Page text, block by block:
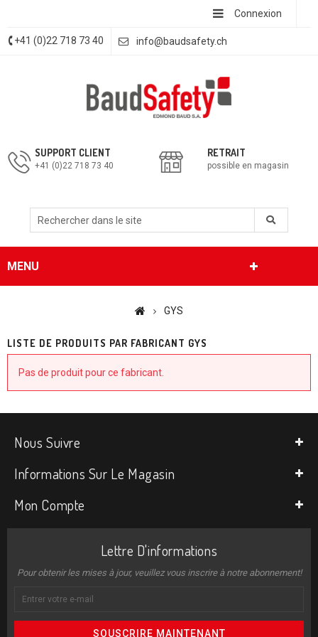
Connexion
+41 (0)22 718 73 40 info@baudsafety.ch
SUPPORT CLIENT
+41 (0)22 718 73 40
RETRAIT
possible en magasin
MENU
GYS
LISTE DE PRODUITS PAR FABRICANT GYS
Pas de produit pour ce fabricant.
Nous Suivre
Informations Sur Le Magasin
Mon Compte
Lettre D'informations
Pour obtenir les mises à jour, veuillez vous inscrire à notre abonnement!
SOUSCRIRE MAINTENANT